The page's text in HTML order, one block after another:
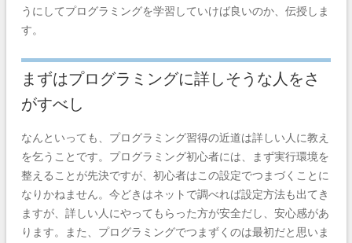
うにしてプログラミングを学習していけば良いのか、伝授しま
す。
まずはプログラミングに詳しそうな人をさ
がすべし
なんといっても、プログラミング習得の近道は詳しい人に教え
を乞うことです。プログラミング初心者には、まず実行環境を
整えることが先決ですが、初心者はこの設定でつまづくことに
なりかねません。今どきはネットで調べれば設定方法も出てき
ますが、詳しい人にやってもらった方が安全だし、安心感があ
ります。また、プログラミングでつまずくのは最初だと思いま